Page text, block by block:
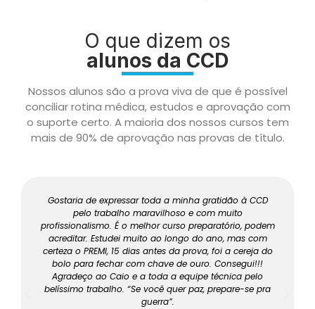
O que dizem os
alunos da CCD
Nossos alunos são a prova viva de que é possível
conciliar rotina médica, estudos e aprovação com
o suporte certo. A maioria dos nossos cursos tem
mais de 90% de aprovação nas provas de título.
Gostaria de expressar toda a minha gratidão à CCD
pelo trabalho maravilhoso e com muito
profissionalismo. É o melhor curso preparatório, podem
acreditar. Estudei muito ao longo do ano, mas com
certeza o PREMI, 15 dias antes da prova, foi a cereja do
bolo para fechar com chave de ouro. Consegui!!!
Agradeço ao Caio e a toda a equipe técnica pelo
belíssimo trabalho. “Se você quer paz, prepare-se pra
guerra”.